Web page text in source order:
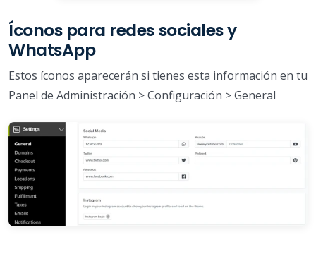
Íconos para redes sociales y
WhatsApp
Estos íconos aparecerán si tienes esta información en tu
Panel de Administración > Configuración > General